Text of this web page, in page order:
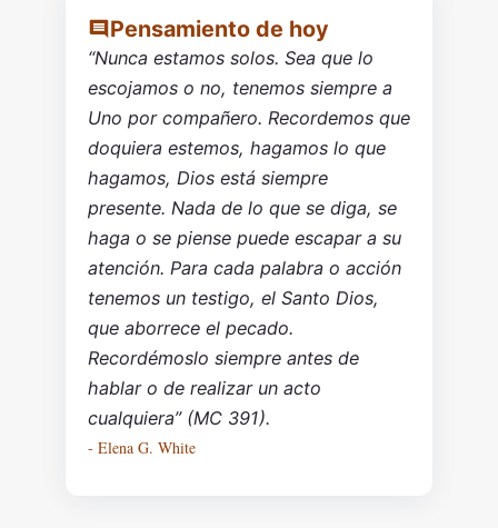
Pensamiento de hoy
“Nunca estamos solos. Sea que lo
escojamos o no, tenemos siempre a
Uno por compañero. Recordemos que
doquiera estemos, hagamos lo que
hagamos, Dios está siempre
presente. Nada de lo que se diga, se
haga o se piense puede escapar a su
atención. Para cada palabra o acción
tenemos un testigo, el Santo Dios,
que aborrece el pecado.
Recordémoslo siempre antes de
hablar o de realizar un acto
cualquiera” (MC 391).
- Elena G. White